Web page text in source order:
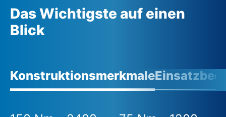
Das Wichtigste auf einen
Blick
Konstruktionsmerkmale